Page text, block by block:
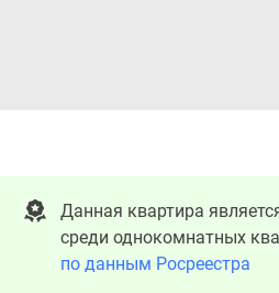
Данная квартира
среди однокомнатных
по данным Росреестра